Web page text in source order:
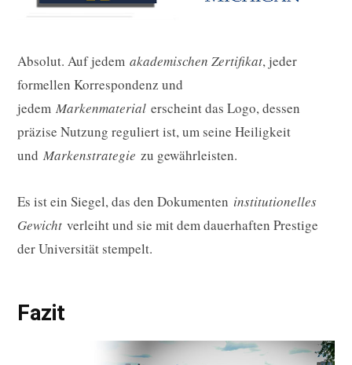
Absolut. Auf jedem akademischen Zertifikat, jeder
formellen Korrespondenz und
jedem Markenmaterial erscheint das Logo, dessen
präzise Nutzung reguliert ist, um seine Heiligkeit
und Markenstrategie zu gewährleisten.
Es ist ein Siegel, das den Dokumenten institutionelles
Gewicht verleiht und sie mit dem dauerhaften Prestige
der Universität stempelt.
Fazit